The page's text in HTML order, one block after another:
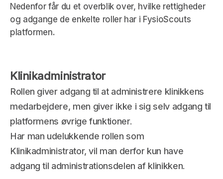
Nedenfor får du et overblik over, hvilke rettigheder
og adgange de enkelte roller har i FysioScouts
platformen.
Klinikadministrator
Rollen giver adgang til at administrere klinikkens
medarbejdere, men giver ikke i sig selv adgang til
platformens øvrige funktioner.
Har man udelukkende rollen som
Klinikadministrator, vil man derfor kun have
adgang til administrationsdelen af klinikken.